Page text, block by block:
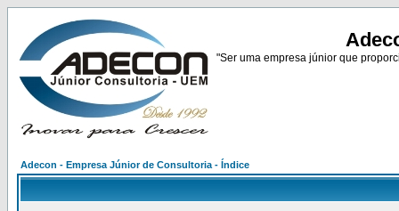
"Ser uma empresa júnior que
Adecon - Empresa Júnior de Consultoria - Índice